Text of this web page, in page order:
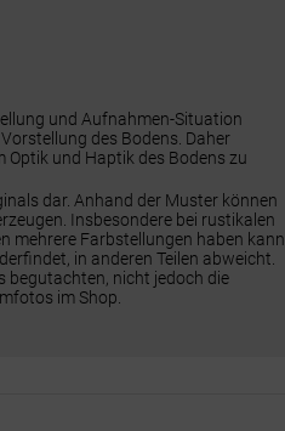
und Aufnahmen-Situation
des Bodens. Daher
Optik und Haptik des Bodens zu
dar. Anhand der Muster können
Insbesondere bei rustikalen
mehrere Farbstellungen haben kann
in anderen Teilen abweicht.
begutachten, nicht jedoch die
im Shop.